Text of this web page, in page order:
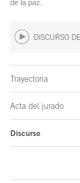
de la paz.
DISCURSO
Trayectoria
Acta del jurado
Discurso